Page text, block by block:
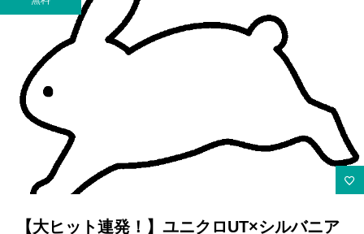
【大ヒット連発！】ユニクロUT×シルバニア
実績・お客様の声
無料診断
イベント・セミナー情報
コンテンツ
LINEお友達登録